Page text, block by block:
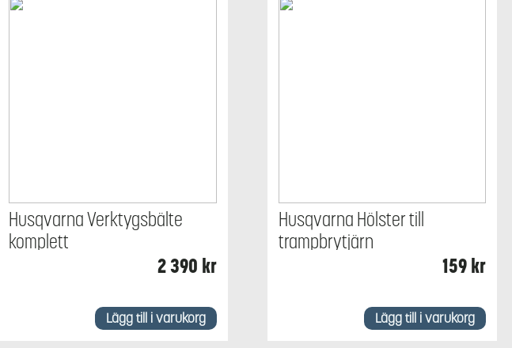
Husqvarna Verktygsbälte
komplett
2 390 kr
Lägg till i varukorg
Husqvarna Hölster till
trampbrytjärn
159kr
Lägg till i varukorg